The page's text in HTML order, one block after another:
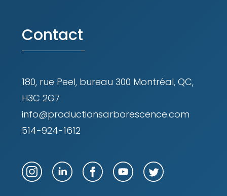
Contact
180, rue Peel, bureau 300 Montréal, QC,
H3C 2G7
info@productionsarborescence.com
514-924-1612